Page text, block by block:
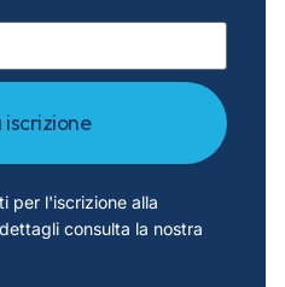
iscrizione
per l'iscrizione alla
consulta la nostra